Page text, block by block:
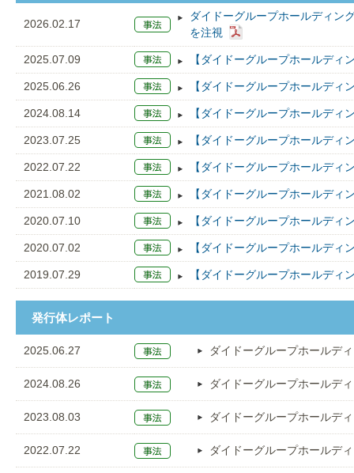
2026.02.17
ダイドーグループホールディン
を注視
2025.07.09 【ダイドーグループホールディ
2025.06.26 【ダイドーグループホールディ
2024.08.14 【ダイドーグループホールディ
2023.07.25 【ダイドーグループホールディ
2022.07.22 【ダイドーグループホールディ
2021.08.02 【ダイドーグループホールディ
2020.07.10 【ダイドーグループホールディ
2020.07.02 【ダイドーグループホールディ
2019.07.29 【ダイドーグループホールディ
発行体レポート
2025.06.27 ダイドーグループホールデ
2024.08.26 ダイドーグループホールデ
2023.08.03 ダイドーグループホールデ
2022.07.22 ダイドーグループホールデ